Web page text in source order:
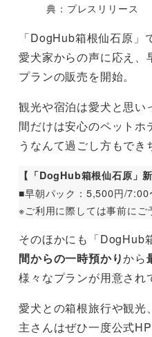
典：プレスリリース
「DogHub箱根仙石原
愛犬家からの声に応え、
プランの販売を開始。
観光や宿泊は愛犬と思い
間だけは安心のペットホ
うなんて過ごし方もでき
【「DogHub箱根仙石原」
■早朝パック：5,500円/7:00
※ご利用に際しては事前にご
そのほかにも「DogHub
間からの一時預かりから
様々なプランが用意され
愛犬との箱根旅行や観光
主さんはぜひ一度公式